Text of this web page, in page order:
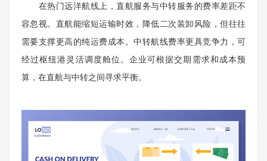
在热门远洋航线上，直航服务与中转服务的费率差距不
容忽视。直航能缩短运输时效，降低二次装卸风险，但往往
需要支撑更高的纯运费成本。中转航线费率更具竞争力，可
经过枢纽港灵活调度舱位。企业可根据交期需求和成本预
算，在直航与中转之间寻求平衡。